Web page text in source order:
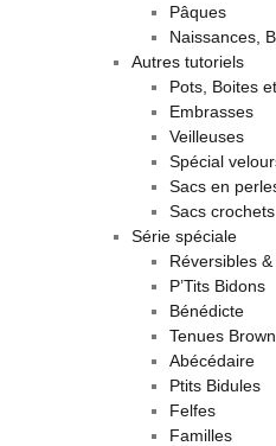
Pâques
Naissances,
Autres tutoriels
Pots, Boites
Embrasses
Veilleuses
Spécial
Sacs en
Sacs crochets
Série spéciale
Réversibles &
P’Tits Bidons
Bénédicte
Tenues
Abécédaire
Ptits Bidules
Felfes
Familles